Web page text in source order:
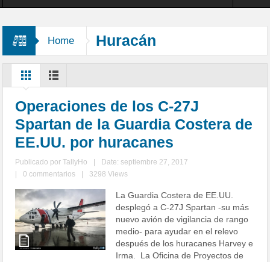
Home Huracán
Operaciones de los C-27J
Spartan de la Guardia Costera de
EE.UU. por huracanes
Publicado porTallyHo
Date: septiembre 27, 2017
0 commentarios 3298 Views
La Guardia Costera de EE.UU.
desplegó a C-27J Spartan -su más
nuevo avión de vigilancia de rango
medio- para ayudar en el relevo
después de los huracanes Harvey e
Irma. La Oficina de Proyectos de